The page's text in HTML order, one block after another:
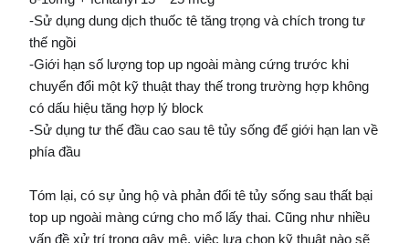
-Sử dụng dung dịch thuốc tê tăng trọng và chích trong tư
thế ngồi
-Giới hạn số lượng top up ngoài màng cứng trước khi
chuyển đổi một kỹ thuật thay thế trong trường hợp không
có dấu hiệu tăng hợp lý block
-Sử dụng tư thế đầu cao sau tê tủy sống để giới hạn lan về
phía đầu
Tóm lại, có sự ủng hộ và phản đối tê tủy sống sau thất bại
top up ngoài màng cứng cho mổ lấy thai. Cũng như nhiều
vấn đề xử trí trong gây mê, việc lựa chọn kỹ thuật nào sẽ